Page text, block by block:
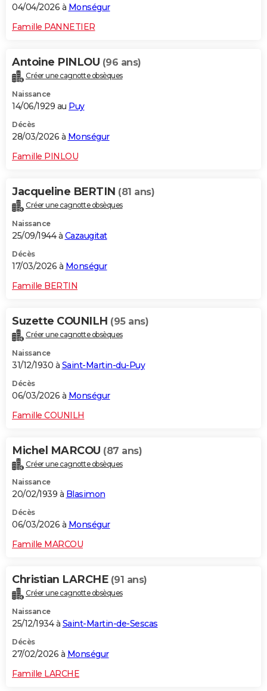
04/04/2026 à Monségur
Famille PANNETIER
Antoine PINLOU (96 ans)
Créer une cagnotte obsèques
Naissance
14/06/1929 au Puy
Décès
28/03/2026 à Monségur
Famille PINLOU
Jacqueline BERTIN (81 ans)
Créer une cagnotte obsèques
Naissance
25/09/1944 à Cazaugitat
Décès
17/03/2026 à Monségur
Famille BERTIN
Suzette COUNILH (95 ans)
Créer une cagnotte obsèques
Naissance
31/12/1930 à Saint-Martin-du-Puy
Décès
06/03/2026 à Monségur
Famille COUNILH
Michel MARCOU (87 ans)
Créer une cagnotte obsèques
Naissance
20/02/1939 à Blasimon
Décès
06/03/2026 à Monségur
Famille MARCOU
Christian LARCHE (91 ans)
Créer une cagnotte obsèques
Naissance
25/12/1934 à Saint-Martin-de-Sescas
Décès
27/02/2026 à Monségur
Famille LARCHE